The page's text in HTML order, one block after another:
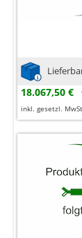
18.067,50 €
inkl. gesetzl.